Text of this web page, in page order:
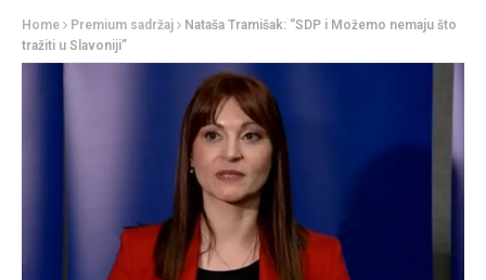
Home Premium sadržaj
Nataša Tramišak: “SDP i Možemo nemaju što
tražiti u Slavoniji”